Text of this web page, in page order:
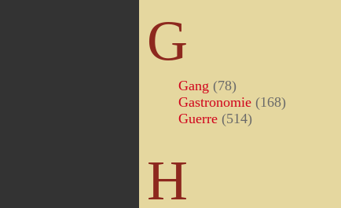
G
Gang (78)
Gastronomie (168)
Guerre (514)
H